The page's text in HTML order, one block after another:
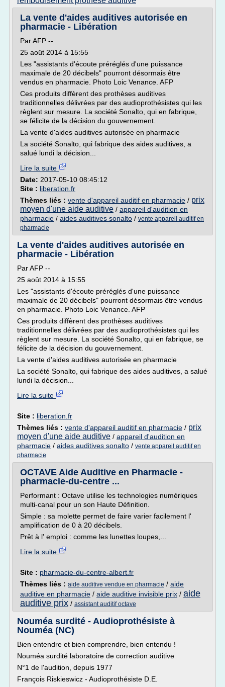
La vente d'aides auditives autorisée en
pharmacie - Libération
Par AFP --
25 août 2014 à 15:55
Les "assistants d'écoute préréglés d'une puissance
maximale de 20 décibels" pourront désormais être
vendus en pharmacie. Photo Loic Venance. AFP
Ces produits diffèrent des prothèses auditives
traditionnelles délivrées par des audioprothésistes qui les
règlent sur mesure. La société Sonalto, qui en fabrique,
se félicite de la décision du gouvernement.
La vente d'aides auditives autorisée en pharmacie
La société Sonalto, qui fabrique des aides auditives, a
salué lundi la décision...
Lire la suite
Date: 2017-05-10 08:45:12
Site : liberation.fr
Thèmes liés : vente d'appareil auditif en pharmacie / prix
moyen d'une aide auditive / appareil d'audition en
pharmacie / aides auditives sonalto / vente appareil auditif en
pharmacie
La vente d'aides auditives autorisée en
pharmacie - Libération
Par AFP --
25 août 2014 à 15:55
Les "assistants d'écoute préréglés d'une puissance
maximale de 20 décibels" pourront désormais être vendus
en pharmacie. Photo Loic Venance. AFP
Ces produits diffèrent des prothèses auditives
traditionnelles délivrées par des audioprothésistes qui les
règlent sur mesure. La société Sonalto, qui en fabrique, se
félicite de la décision du gouvernement.
La vente d'aides auditives autorisée en pharmacie
La société Sonalto, qui fabrique des aides auditives, a salué
lundi la décision...
Lire la suite
Site : liberation.fr
Thèmes liés : vente d'appareil auditif en pharmacie / prix
moyen d'une aide auditive / appareil d'audition en
pharmacie / aides auditives sonalto / vente appareil auditif en
pharmacie
OCTAVE Aide Auditive en Pharmacie -
pharmacie-du-centre ...
Performant : Octave utilise les technologies numériques
multi-canal pour un son Haute Définition.
Simple : sa molette permet de faire varier facilement l'
amplification de 0 à 20 décibels.
Prêt à l' emploi : comme les lunettes loupes,...
Lire la suite
Site : pharmacie-du-centre-albert.fr
Thèmes liés : aide auditive vendue en pharmacie / aide
auditive en pharmacie / aide auditive invisible prix / aide
auditive prix / assistant auditif octave
Nouméa surdité - Audioprothésiste à
Nouméa (NC)
Bien entendre et bien comprendre, bien entendu !
Nouméa surdité laboratoire de correction auditive
N°1 de l'audition, depuis 1977
François Riskieswicz - Audioprothésiste D.E.